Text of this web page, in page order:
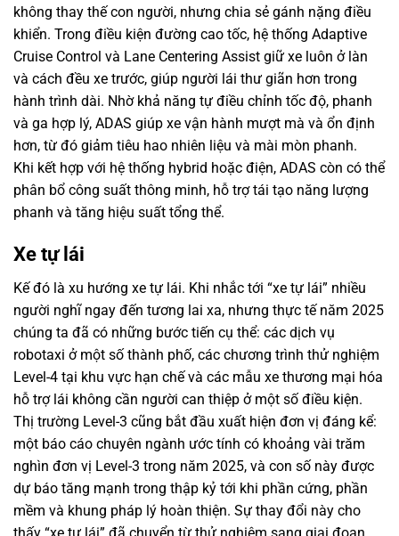
không thay thế con người, nhưng chia sẻ gánh nặng điều
khiển. Trong điều kiện đường cao tốc, hệ thống Adaptive
Cruise Control và Lane Centering Assist giữ xe luôn ở làn
và cách đều xe trước, giúp người lái thư giãn hơn trong
hành trình dài. Nhờ khả năng tự điều chỉnh tốc độ, phanh
và ga hợp lý, ADAS giúp xe vận hành mượt mà và ổn định
hơn, từ đó giảm tiêu hao nhiên liệu và mài mòn phanh.
Khi kết hợp với hệ thống hybrid hoặc điện, ADAS còn có thể
phân bổ công suất thông minh, hỗ trợ tái tạo năng lượng
phanh và tăng hiệu suất tổng thể.
Xe tự lái
Kế đó là xu hướng xe tự lái. Khi nhắc tới “xe tự lái” nhiều
người nghĩ ngay đến tương lai xa, nhưng thực tế năm 2025
chúng ta đã có những bước tiến cụ thể: các dịch vụ
robotaxi ở một số thành phố, các chương trình thử nghiệm
Level-4 tại khu vực hạn chế và các mẫu xe thương mại hóa
hỗ trợ lái không cần người can thiệp ở một số điều kiện.
Thị trường Level-3 cũng bắt đầu xuất hiện đơn vị đáng kể:
một báo cáo chuyên ngành ước tính có khoảng vài trăm
nghìn đơn vị Level-3 trong năm 2025, và con số này được
dự báo tăng mạnh trong thập kỷ tới khi phần cứng, phần
mềm và khung pháp lý hoàn thiện. Sự thay đổi này cho